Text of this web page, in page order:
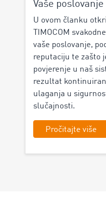
Vaše
U ovom članku
TIMOCOM
vaše poslovanje,
reputaciju te zašto
povjerenje u naš
rezultat
ulaganja u
slučajnosti.
Pročitajte više